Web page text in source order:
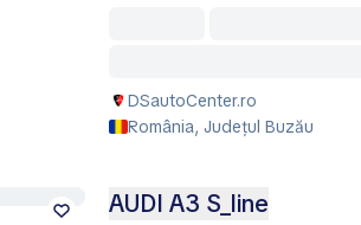
DSautoCenter.ro
România, Județul Buzău
AUDI A3 S_line